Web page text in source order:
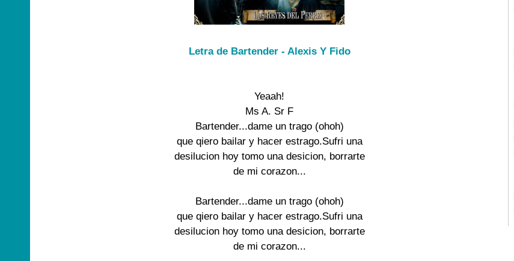
Letra de Bartender - Alexis Y Fido
Yeaah!
Ms A. Sr F
Bartender...dame un trago (ohoh)
que qiero bailar y hacer estrago.Sufri una
desilucion hoy tomo una desicion, borrarte
de mi corazon...
Bartender...dame un trago (ohoh)
que qiero bailar y hacer estrago.Sufri una
desilucion hoy tomo una desicion, borrarte
de mi corazon...